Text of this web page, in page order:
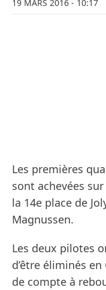
19 MARS 2016 - 10:17
Les premières
sont achevées
la 14e place de
Magnussen.
Les deux pilotes
d’être éliminés
de compte à